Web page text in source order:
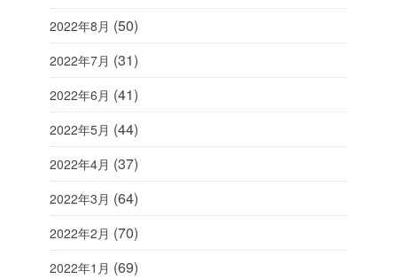
2022年8月 (50)
2022年7月 (31)
2022年6月 (41)
2022年5月 (44)
2022年4月 (37)
2022年3月 (64)
2022年2月 (70)
2022年1月 (69)